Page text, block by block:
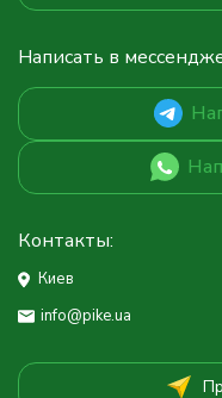
Написать в
Контакты:
Киев
info@pike.ua